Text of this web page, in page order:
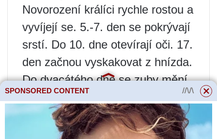
Novorození králíci rychle rostou a
vyvíjejí se. 5.-7. den se pokrývají
srstí. Do 10. dne otevírají oči. 17.
den začnou vyskakovat z hnízda.
Do dvacátého dne se zuby mění.
V době odstavu se tedy jedná o
celkem samostatné a silné mladé
jedince. Až do puberty mohou být
SPONSORED CONTENT